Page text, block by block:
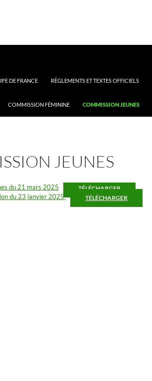
DE FRANCE RÈGLEMENTS ET TEXTES OFFICIELS
COMMISSION FÉMININE COMMISSION JEUNES
JEUNES
du 21 mars 2025 TÉLÉCHARGER
du 23 janvier 2025 TÉLÉCHARGER